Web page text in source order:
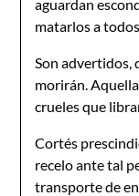
aguardan
matarlos a
Son advertidos,
morirán.
crueles que
Cortés
recelo ante tal
transporte de